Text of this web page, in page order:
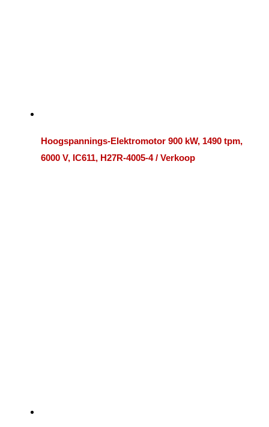
Hoogspannings-Elektromotor 900 kW, 1490 tpm,
6000 V, IC611, H27R-4005-4 / Verkoop